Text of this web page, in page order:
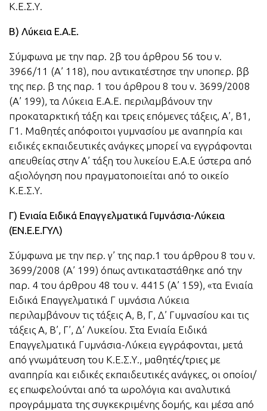
Κ.Ε.Σ.Υ.
Β) Λύκεια Ε.Α.Ε.
Σύμφωνα με την παρ. 2β του άρθρου 56 του ν.
3966/11 (Α’ 118), που αντικατέστησε την υποπερ. ββ
της περ. β της παρ. 1 του άρθρου 8 του ν. 3699/2008
(Α’ 199), τα Λύκεια Ε.Α.Ε. περιλαμβάνουν την
προκαταρκτική τάξη και τρεις επόμενες τάξεις, Α’, Β1,
Γ1. Μαθητές απόφοιτοι γυμνασίου με αναπηρία και
ειδικές εκπαιδευτικές ανάγκες μπορεί να εγγράφονται
απευθείας στην Α’ τάξη του λυκείου Ε.Α.Ε ύστερα από
αξιολόγηση που πραγματοποιείται από το οικείο
Κ.Ε.Σ.Υ.
Γ) Ενιαία Ειδικά Επαγγελματικά Γυμνάσια-Λύκεια
(ΕΝ.Ε.Ε.ΓΥΛ)
Σύμφωνα με την περ. γ’ της παρ.1 του άρθρου 8 του ν.
3699/2008 (Α’ 199) όπως αντικαταστάθηκε από την
παρ. 4 του άρθρου 48 του ν. 4415 (Α’ 159), «τα Ενιαία
Ειδικά Επαγγελματικά Γ υμνάσια Λύκεια
περιλαμβάνουν τις τάξεις Α, Β, Γ, Δ’ Γυμνασίου και τις
τάξεις Α, Β’, Γ’, Δ’ Λυκείου. Στα Ενιαία Ειδικά
Επαγγελματικά Γυμνάσια-Λύκεια εγγράφονται, μετά
από γνωμάτευση του Κ.Ε.Σ.Υ., μαθητές/τριες με
αναπηρία και ειδικές εκπαιδευτικές ανάγκες, οι οποίοι/
ες επωφελούνται από τα ωρολόγια και αναλυτικά
προγράμματα της συγκεκριμένης δομής, και μέσα από